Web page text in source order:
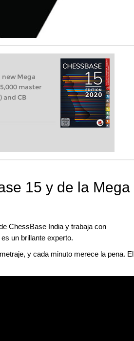
Mega
master
and CB
15 y de la Mega
ChessBase India y trabaja con
un brillante experto.
y cada minuto merece la pena. El